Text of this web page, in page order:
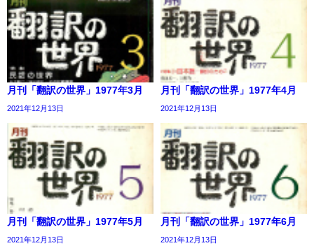
月刊「翻訳の世界」1977年3月
2021年12月13日
月刊「翻訳の世界」1977年4月
2021年12月13日
月刊「翻訳の世界」1977年5月
2021年12月13日
月刊「翻訳の世界」1977年6月
2021年12月13日